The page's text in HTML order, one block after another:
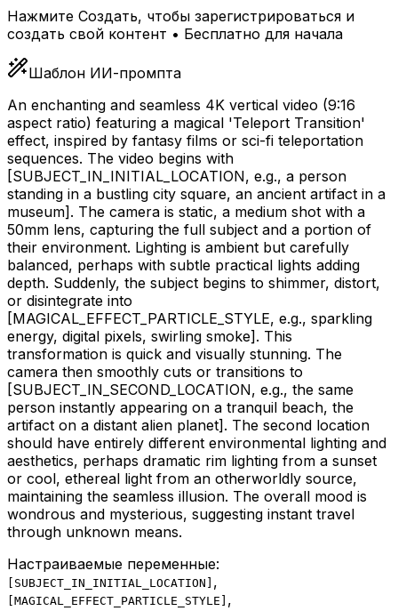
Нажмите Создать, чтобы зарегистрироваться и
создать свой контент • Бесплатно для начала
Шаблон ИИ-промпта
An enchanting and seamless 4K vertical video (9:16
aspect ratio) featuring a magical 'Teleport Transition'
effect, inspired by fantasy films or sci-fi teleportation
sequences. The video begins with
[SUBJECT_IN_INITIAL_LOCATION, e.g., a person
standing in a bustling city square, an ancient artifact in a
museum] . The camera is static, a medium shot with a
50mm lens, capturing the full subject and a portion of
their environment. Lighting is ambient but carefully
balanced, perhaps with subtle practical lights adding
depth. Suddenly, the subject begins to shimmer, distort,
or disintegrate into
[MAGICAL_EFFECT_PARTICLE_STYLE, e.g., sparkling
energy, digital pixels, swirling smoke] . This
transformation is quick and visually stunning. The
camera then smoothly cuts or transitions to
[SUBJECT_IN_SECOND_LOCATION, e.g., the same
person instantly appearing on a tranquil beach, the
artifact on a distant alien planet] . The second location
should have entirely different environmental lighting and
aesthetics, perhaps dramatic rim lighting from a sunset
or cool, ethereal light from an otherworldly source,
maintaining the seamless illusion. The overall mood is
wondrous and mysterious, suggesting instant travel
through unknown means.
Настраиваемые переменные:
SUBJECT_IN_INITIAL_LOCATION ,
MAGICAL_EFFECT_PARTICLE_STYLE ,